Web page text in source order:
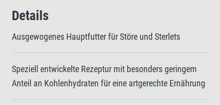
Details
Ausgewogenes Hauptfutter für Störe und Sterlets
Speziell entwickelte Rezeptur mit besonders geringem
Anteil an Kohlenhydraten für eine artgerechte Ernährung